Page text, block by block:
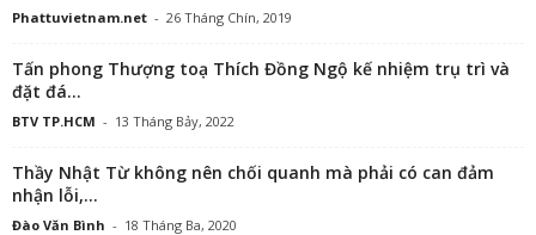
Phattuvietnam.net - 26 Tháng Chín, 2019
Tấn phong Thượng toạ Thích Đồng Ngộ kế nhiệm trụ trì và
đặt đá...
BTV TP.HCM - 13 Tháng Bảy, 2022
Thầy Nhật Từ không nên chối quanh mà phải có can đảm
nhận lỗi,...
Đào Văn Bình - 18 Tháng Ba, 2020